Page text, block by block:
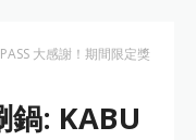
大感謝！期間限定獎
: KABU